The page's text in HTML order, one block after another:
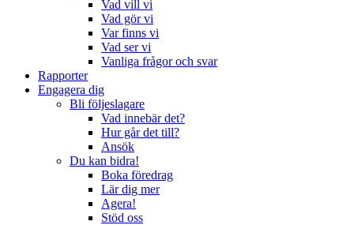
Vad vill vi
Vad gör vi
Var finns vi
Vad ser vi
Vanliga frågor och svar
Rapporter
Engagera dig
Bli följeslagare
Vad innebär det?
Hur går det till?
Ansök
Du kan bidra!
Boka föredrag
Lär dig mer
Agera!
Stöd oss